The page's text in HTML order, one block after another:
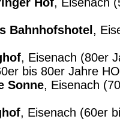
Bahnhofshotel ,
, Eisenach (80er
bis 80er Jahre
Sonne, Eisenach
, Eisenach (60er